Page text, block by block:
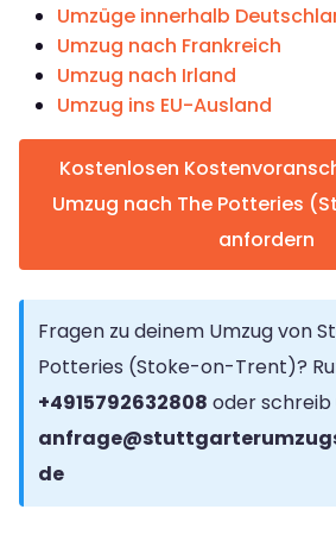
Umzüge innerhalb
Umzug nach Frankreich
Umzug nach Irland
Umzug ins EU-Ausland
Kostenlosen
Umzug nach The Potteries
anfordern
Fragen zu deinem Umzug von
Potteries (Stoke-on-Trent)?
+4915792632808 oder schreib
de